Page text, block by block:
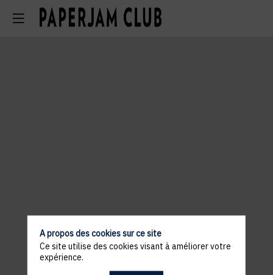
A propos des cookies sur ce site
Ce site utilise des cookies visant à améliorer votre
expérience.